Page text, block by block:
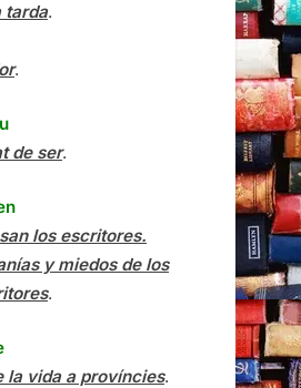
tarda.
.
de ser.
los escritores.
y miedos de los
.
la vida a províncies.